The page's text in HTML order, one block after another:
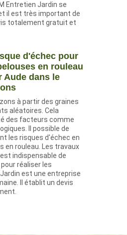
Entretien Jardin se
il est très important de
totalement gratuit et
d'échec pour
en rouleau
Aude dans le
à partir des graines
aléatoires. Cela
des facteurs comme
Il possible de
les risques d'échec en
en rouleau. Les travaux
indispensable de
réaliser les
est une entreprise
Il établit un devis